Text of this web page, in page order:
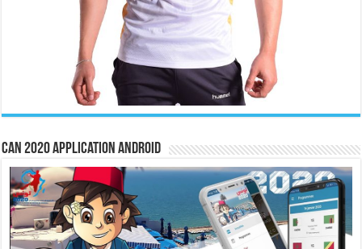
CAN 2020 Application Android